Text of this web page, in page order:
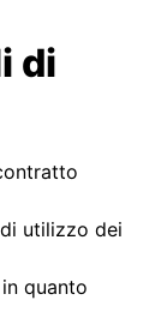
di
utilizzo dei
quanto